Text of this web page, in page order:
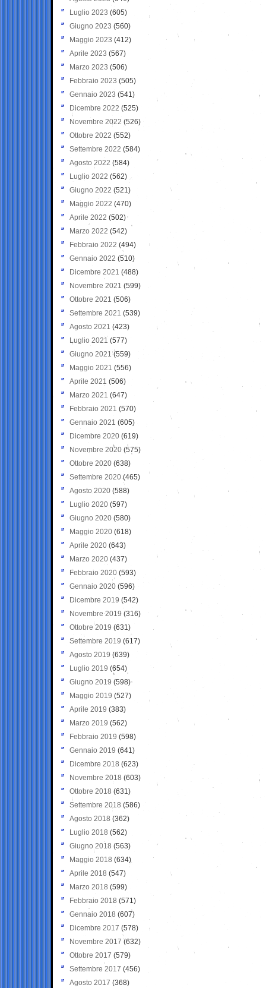
Luglio 2023 (605)
Giugno 2023 (560)
Maggio 2023 (412)
Aprile 2023 (567)
Marzo 2023 (506)
Febbraio 2023 (505)
Gennaio 2023 (541)
Dicembre 2022 (525)
Novembre 2022 (526)
Ottobre 2022 (552)
Settembre 2022 (584)
Agosto 2022 (584)
Luglio 2022 (562)
Giugno 2022 (521)
Maggio 2022 (470)
Aprile 2022 (502)
Marzo 2022 (542)
Febbraio 2022 (494)
Gennaio 2022 (510)
Dicembre 2021 (488)
Novembre 2021 (599)
Ottobre 2021 (506)
Settembre 2021 (539)
Agosto 2021 (423)
Luglio 2021 (577)
Giugno 2021(559)
Maggio 2021 (556)
Aprile 2021 (506)
Marzo 2021 (647)
Febbraio 2021 (570)
Gennaio 2021 (605)
Dicembre 2020 (619)
Novembre 2020 (575)
Ottobre 2020 (638)
Settembre 2020(465)
Agosto 2020 (588)
Luglio 2020 (597)
Giugno 2020 (580)
Maggio 2020 (618)
Aprile 2020 (643)
Marzo 2020 (437)
Febbraio 2020 (593)
Gennaio 2020 (596)
Dicembre 2019 (542)
Novembre 2019 (316)
Ottobre 2019 (631)
Settembre 2019 (617)
Agosto 2019 (639)
Luglio 2019 (654)
Giugno 2019 (598)
Maggio 2019 (527)
Aprile 2019 (383)
Marzo 2019 (562)
Febbraio 2019 (598)
Gennaio 2019 (641)
Dicembre 2018 (623)
Novembre 2018 (603)
Ottobre 2018 (631)
Settembre 2018 (586)
Agosto 2018 (362)
Luglio 2018 (562)
Giugno 2018 (563)
Maggio 2018 (634)
Aprile 2018 (547)
Marzo 2018 (599)
Febbraio 2018 (571)
Gennaio 2018 (607)
Dicembre 2017 (578)
Novembre 2017 (632)
Ottobre 2017 (579)
Settembre 2017 (456)
Agosto 2017 (368)